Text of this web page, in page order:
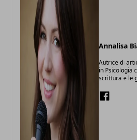
Annalisa
Autrice di
in Psicologia
scrittura e le